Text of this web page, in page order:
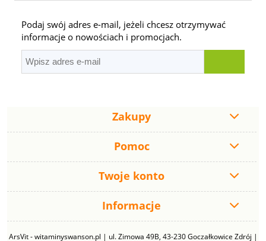
Podaj swój adres e-mail, jeżeli chcesz otrzymywać
informacje o nowościach i promocjach.
Zakupy
Pomoc
Twoje konto
Informacje
ArsVit - witaminyswanson.pl | ul. Zimowa 49B, 43-230 Goczałkowice Zdrój |